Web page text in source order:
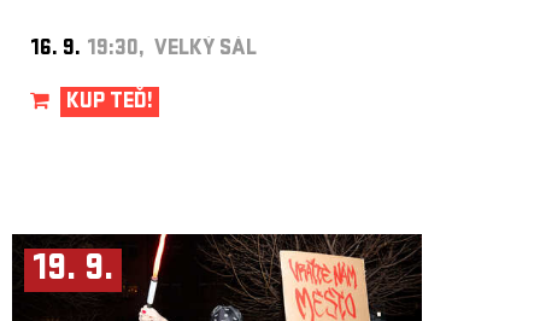
16. 9. 19:30, VELKÝ SÁL
KUP TEĎ!
19. 9.